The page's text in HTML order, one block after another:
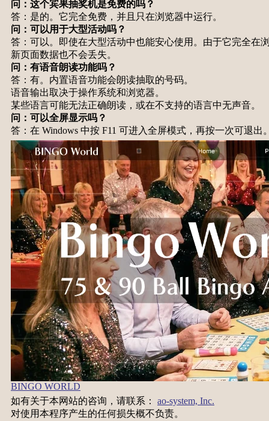
问：这个宾果抽奖机是免费的吗？
答：是的。它完全免费，并且只在浏览器中运行。
问：可以用于大型活动吗？
答：可以。即使在大型活动中也能安心使用。由于它完全在
新页面数据也不会丢失。
问：有语音朗读功能吗？
答：有。内置语音功能会朗读抽取的号码。
语音输出取决于操作系统和浏览器。
某些语言可能无法正确朗读，或在不支持的语言中无声音。
问：可以全屏显示吗？
答：在 Windows 中按 F11 可进入全屏模式，再按一次可退出
BINGO WORLD
如有关于本网站的咨询，请联系： ao-system, Inc.
对使用本程序产生的任何损失概不负责。